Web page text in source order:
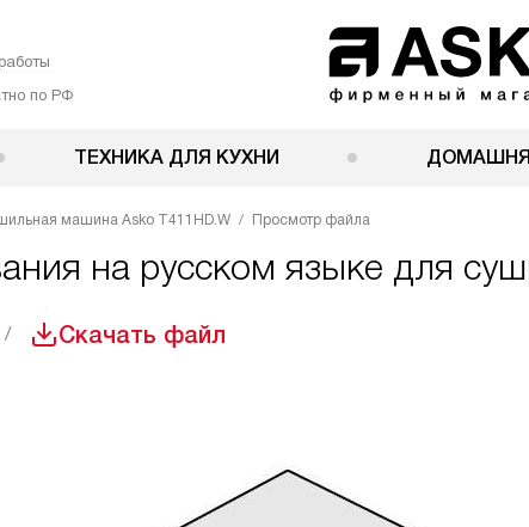
по РФ
ТЕХНИКА ДЛЯ КУХНИ
машина Asko T411HD.W Просмотр файла
на русском языке для
Скачать файл